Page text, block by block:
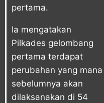
pertama.
Ia mengatakan
Pilkades gelombang
pertama terdapat
perubahan yang mana
sebelumnya akan
dilaksanakan di 54